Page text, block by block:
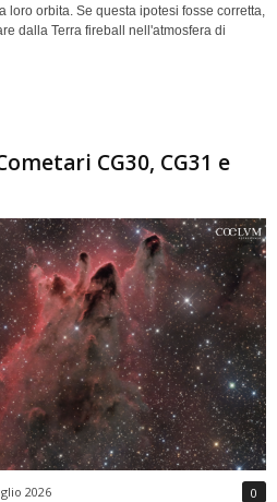
orbita. Se questa ipotesi fosse corretta,
dalla Terra fireball nell'atmosfera di
CG30, CG31 e
2026 0